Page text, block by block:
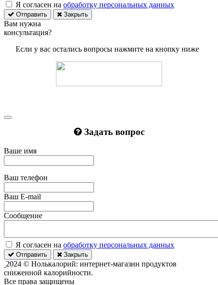
Я согласен на обработку персональных данных
Отправить Закрыть
Вам нужна
консультация?
Если у вас остались вопросы нажмите на кнопку ниже
Задать вопрос
Ваше имя
Ваш телефон
Ваш E-mail
Сообщение
Я согласен на обработку персональных данных
Отправить Закрыть
2024 © Нолькалорий: интернет-магазин продуктов
сниженной калорийности.
Все права защищены